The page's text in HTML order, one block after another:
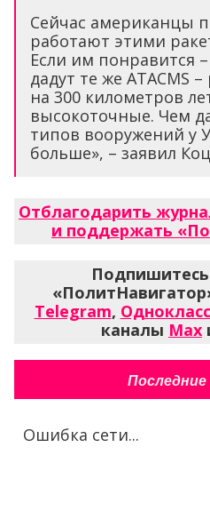
Сейчас американцы
работают этими
Если им понравится
дадут те же ATACMS
на 300 километров
высокоточные. Чем
типов вооружений у
больше», – заявил
Отблагодарить
и поддержать
Telegram,
каналы Max
Ошибка сети...